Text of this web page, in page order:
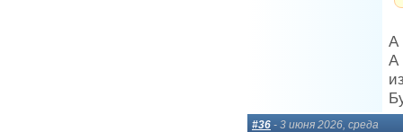
А
А
#36 - 3 июня 2026, среда